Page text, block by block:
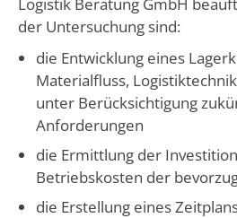
der Untersuchung sind:
die Entwicklung eines
Materialfluss,
unter Berücksichtigung
Anforderungen
die Ermittlung der
Betriebskosten der
die Erstellung eines